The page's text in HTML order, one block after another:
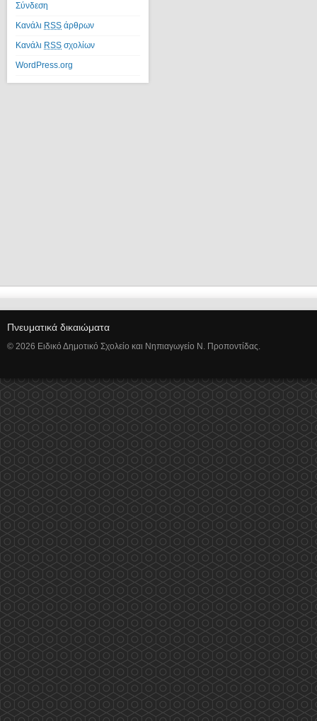
Σύνδεση
Κανάλι RSS άρθρων
Κανάλι RSS σχολίων
WordPress.org
Πνευματικά δικαιώματα
© 2026 Ειδικό Δημοτικό Σχολείο και Νηπιαγωγείο Ν. Προποντίδας.